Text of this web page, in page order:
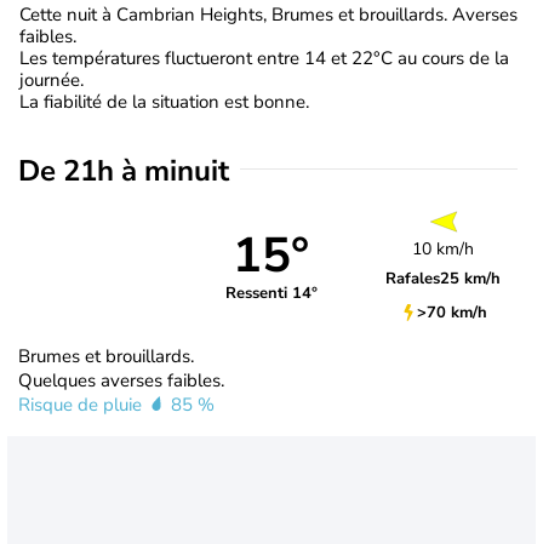
Cette nuit à Cambrian Heights, Brumes et brouillards. Averses
faibles.
Les températures fluctueront entre 14 et 22°C au cours de la
journée.
La fiabilité de la situation est bonne.
De 21h à minuit
15°
Ressenti 14°
10 km/h
Rafales25 km/h
>70 km/h
Brumes et brouillards.
Quelques averses faibles.
Risque de pluie
85 %